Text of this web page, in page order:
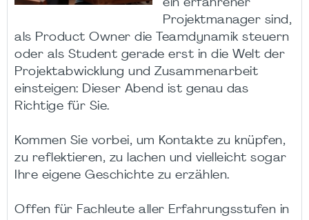
ein erfahrener
Projektmanager sind,
als Product Owner die Teamdynamik steuern
oder als Student gerade erst in die Welt der
Projektabwicklung und Zusammenarbeit
einsteigen: Dieser Abend ist genau das
Richtige für Sie.
Kommen Sie vorbei, um Kontakte zu knüpfen,
zu reflektieren, zu lachen und vielleicht sogar
Ihre eigene Geschichte zu erzählen.
Offen für Fachleute aller Erfahrungsstufen in